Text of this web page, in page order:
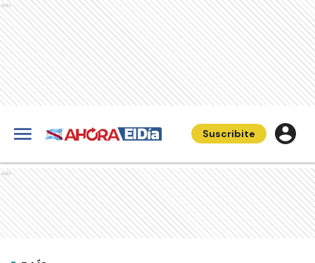
Ads
Suscribite
Ads